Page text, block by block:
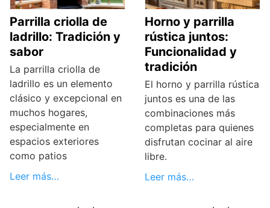
Parrilla criolla de
ladrillo: Tradición y
sabor
La parrilla criolla de
ladrillo es un elemento
clásico y excepcional en
muchos hogares,
especialmente en
espacios exteriores
como patios
Leer más…
Horno y parrilla
rústica juntos:
Funcionalidad y
tradición
El horno y parrilla rústica
juntos es una de las
combinaciones más
completas para quienes
disfrutan cocinar al aire
libre.
Leer más…